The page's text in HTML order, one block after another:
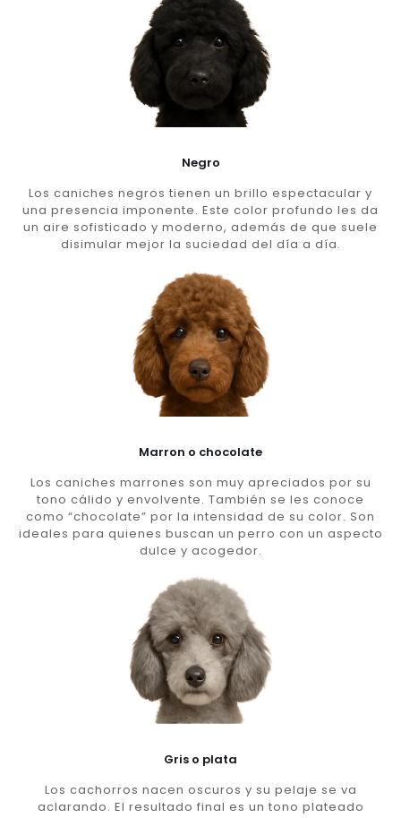
Negro
Los caniches negros tienen un brillo espectacular y
una presencia imponente. Este color profundo les da
un aire sofisticado y moderno, además de que suele
disimular mejor la suciedad del día a día.
Marron o chocolate
Los caniches marrones son muy apreciados por su
tono cálido y envolvente. También se les conoce
como “chocolate” por la intensidad de su color. Son
ideales para quienes buscan un perro con un aspecto
dulce y acogedor.
Gris o plata
Los cachorros nacen oscuros y su pelaje se va
aclarando. El resultado final es un tono plateado